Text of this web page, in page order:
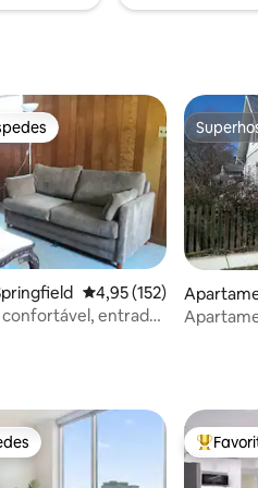
silêncio.
mais apreciados
Classificação média de
4,95 (152)
confortável, entrada